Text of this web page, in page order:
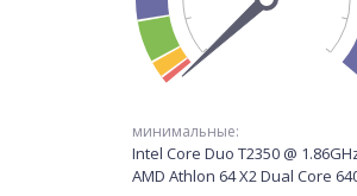
минимальные:
Intel Core Duo T2350 @
AMD Athlon 64 X2 Dual Core